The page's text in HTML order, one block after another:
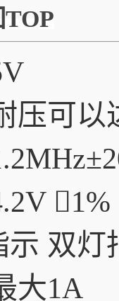
压可以
1%
示 双灯
大1A